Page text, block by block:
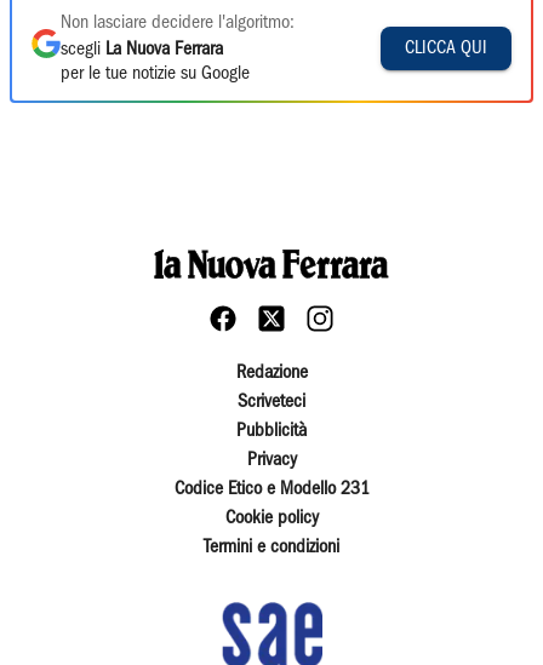
Non lasciare decidere l'algoritmo:
scegli La Nuova Ferrara
per le tue notizie su Google
CLICCA QUI
Redazione
Scriveteci
Pubblicità
Privacy
Codice Etico e Modello 231
Cookie policy
Termini e condizioni